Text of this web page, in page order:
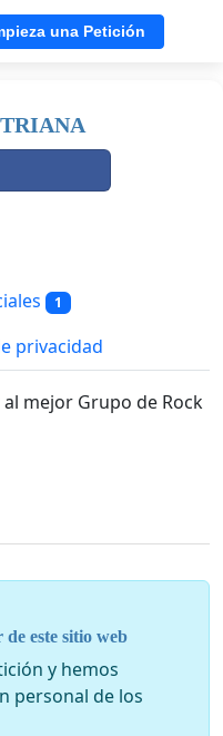
una Petición
1
privacidad
mejor Grupo de Rock
este sitio web
y hemos
personal de los